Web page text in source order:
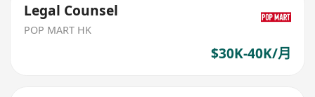
Legal Counsel
POP MART HK
$30K-40K/月